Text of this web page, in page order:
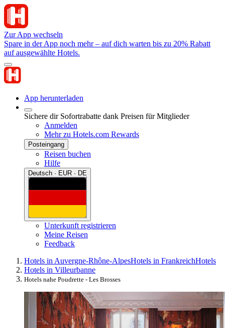
Zur App wechseln
Spare in der App noch mehr – auf dich warten bis zu 20% Rabatt
auf ausgewählte Hotels.
App herunterladen
Sichere dir Sofortrabatte dank Preisen für Mitglieder
Anmelden
Mehr zu Hotels.com Rewards
Posteingang
Reisen buchen
Hilfe
Deutsch · EUR · DE
Unterkunft registrieren
Meine Reisen
Feedback
Hotels in Auvergne-Rhône-AlpesHotels in FrankreichHotels
Hotels in Villeurbanne
Hotels nahe Poudrette - Les Brosses